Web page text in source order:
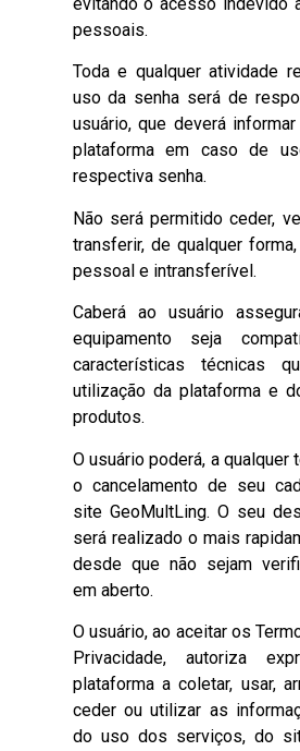
pessoais.
Toda e qualquer atividade
uso da senha será de
usuário, que deverá
plataforma em caso de
respectiva senha.
Não será permitido ceder,
transferir, de qualquer
pessoal e intransferível.
Caberá ao usuário
equipamento seja
características técnicas
utilização da plataforma e
produtos.
O usuário poderá, a qualquer
o cancelamento de seu
site GeoMultLing. O seu
será realizado o mais
desde que não sejam
em aberto.
O usuário, ao aceitar os
Privacidade, autoriza
plataforma a coletar, usar,
ceder ou utilizar as
do uso dos serviços, do